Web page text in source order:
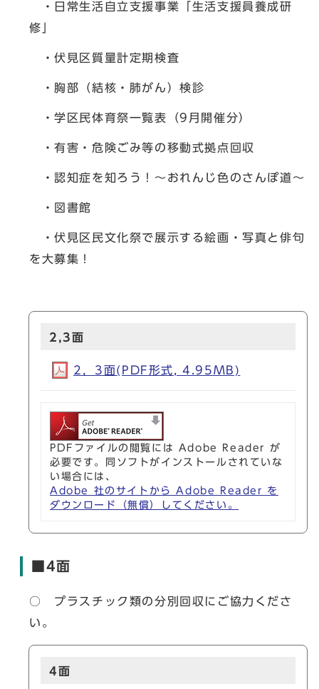
・日常生活自立支援事業「生活支援員養成研
修」
・伏見区質量計定期検査
・胸部（結核・肺がん）検診
・学区民体育祭一覧表（9月開催分）
・有害・危険ごみ等の移動式拠点回収
・認知症を知ろう！～おれんじ色のさんぽ道～
・図書館
・伏見区民文化祭で展示する絵画・写真と俳句
を大募集！
2,3面
2，3面(PDF形式, 4.95MB)
PDFファイルの閲覧には Adobe Reader が
必要です。同ソフトがインストールされていな
い場合には、
Adobe 社のサイトから Adobe Reader を
ダウンロード（無償）してください。
■4面
○ プラスチック類の分別回収にご協力くださ
い。
4面